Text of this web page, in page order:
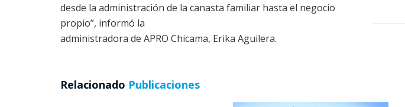
desde la administración de la canasta familiar hasta el negocio
propio”, informó la
administradora de APRO Chicama, Erika Aguilera.
Relacionado Publicaciones